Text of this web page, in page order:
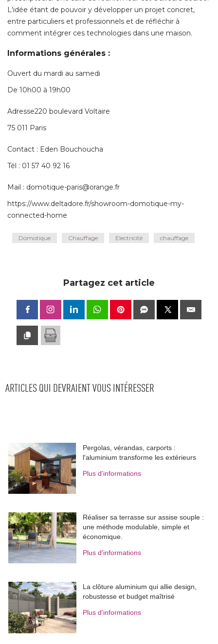
L'idée étant de pouvoir y développer un projet concret,
entre particuliers et professionnels et de réfléchir à
comment intégrer ces technologies dans une maison.
Informations générales :
Ouvert du mardi au samedi
De 10h00 à 19h00
Adresse220 boulevard Voltaire
75 011 Paris
Contact : Eden Bouchoucha
Tél : 01 57 40 92 16
Mail : domotique-paris@orange.fr
https://www.deltadore.fr/showroom-domotique-my-
connected-home
Domotique Chauffage Electricité chauffage
Partagez cet article
ARTICLES QUI DEVRAIENT VOUS INTÉRESSER
Pergolas, vérandas, carports :
l'aluminium transforme les extérieurs
Plus d'informations
Réaliser sa terrasse sur assise souple :
une méthode modulable, simple et
économique.
Plus d'informations
La clôture aluminium qui allie design,
robustesse et budget maîtrisé
Plus d'informations